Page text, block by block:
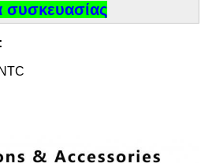
συσκευασίας